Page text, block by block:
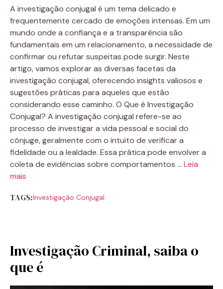
A investigação conjugal é um tema delicado e
frequentemente cercado de emoções intensas. Em um
mundo onde a confiança e a transparência são
fundamentais em um relacionamento, a necessidade de
confirmar ou refutar suspeitas pode surgir. Neste
artigo, vamos explorar as diversas facetas da
investigação conjugal, oferecendo insights valiosos e
sugestões práticas para aqueles que estão
considerando esse caminho. O Que é Investigação
Conjugal? A investigação conjugal refere-se ao
processo de investigar a vida pessoal e social do
cônjuge, geralmente com o intuito de verificar a
fidelidade ou a lealdade. Essa prática pode envolver a
coleta de evidências sobre comportamentos … Leia
mais
TAGS:Investigação Conjugal
Investigação Criminal, saiba o
que é